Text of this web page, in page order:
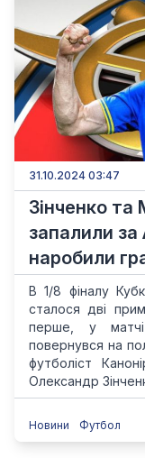
31.10.2024 03:47
Зінченко та
запалили
наробили
В 1/8 фіналу
сталося дві
перше, у
повернувся на
футболіст
Олександр
Новини Футбол